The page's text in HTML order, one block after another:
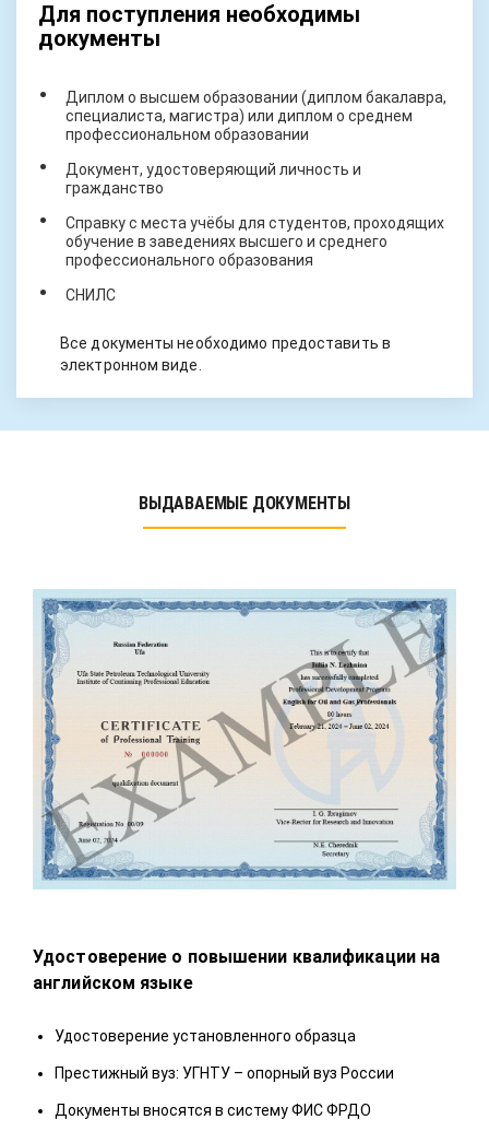
Для поступления необходимы
документы
Диплом о высшем образовании (диплом бакалавра,
специалиста, магистра) или диплом о среднем
профессиональном образовании
Документ, удостоверяющий личность и
гражданство
Справку с места учёбы для студентов, проходящих
обучение в заведениях высшего и среднего
профессионального образования
СНИЛС
Все документы необходимо предоставить в
электронном виде.
ВЫДАВАЕМЫЕ ДОКУМЕНТЫ
Удостоверение о повышении квалификации на
английском языке
Удостоверение установленного образца
Престижный вуз: УГНТУ – опорный вуз России
Документы вносятся в систему ФИС ФРДО